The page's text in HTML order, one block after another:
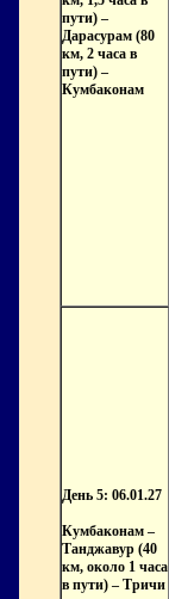
пути) –
Дарасурам (80
км, 2 часа в
пути) –
Кумбаконам
День 5: 06.01.27
Кумбаконам –
Танджавур (40
км, около 1 часа
в пути) – Тричи